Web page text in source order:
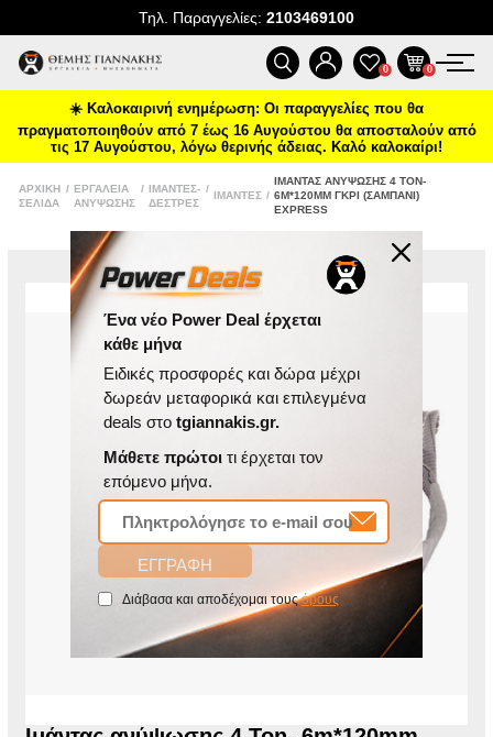
Τηλ. Παραγγελίες: 2103469100
ΠΡΟΪΌΝΤΑ
ΠΡΟΣΦΟΡΈΣ
ΕΠΙΚΟΙΝΩΝΊΑ
ΝΈΑ & ΆΡΘΡΑ
0 0
☀️ Καλοκαιρινή ενημέρωση: Οι παραγγελίες που θα
πραγματοποιηθούν από 7 έως 16 Αυγούστου θα αποσταλούν από
τις 17 Αυγούστου, λόγω θερινής άδειας. Καλό καλοκαίρι!
ΑΡΧΙΚΉ
ΣΕΛΊΔΑ
/ ΕΡΓΑΛΕΊΑ
ΑΝΎΨΩΣΗΣ
/ ΙΜΆΝΤΕΣ-
ΔΈΣΤΡΕΣ
/
ΙΜΆΝΤΕΣ /
ΙΜΆΝΤΑΣ ΑΝΎΨΩΣΗΣ 4 TON-
6M*120MM ΓΚΡΙ (ΣΑΜΠΆΝΙ)
EXPRESS
Ένα νέο Power Deal έρχεται
κάθε μήνα
Ειδικές προσφορές και δώρα μέχρι
δωρεάν μεταφορικά και επιλεγμένα
deals στο tgiannakis.gr.
Μάθετε πρώτοι τι έρχεται τον
επόμενο μήνα.
Διάβασα και αποδέχομαι τουςόρους